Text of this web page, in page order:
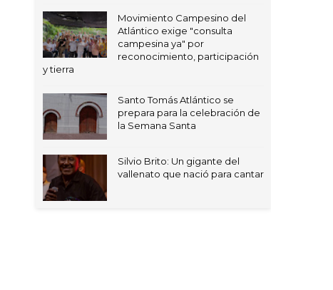
Movimiento Campesino del
Atlántico exige "consulta
campesina ya" por
reconocimiento, participación
y tierra
Santo Tomás Atlántico se
prepara para la celebración de
la Semana Santa
Silvio Brito: Un gigante del
vallenato que nació para cantar